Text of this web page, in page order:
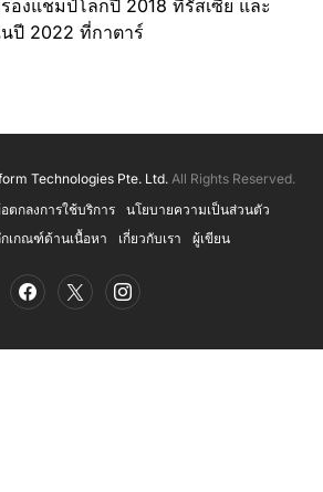
องแชมป์โลกปี 2018 ที่รัสเซีย และ
ปี 2022 ที่กาตาร์
Technologies Pte. Ltd.All Rights Reserved.
ตกลงการใช้บริการ
นโยบายความเป็นส่วนตัว
เกณฑ์ด้านเนื้อหา เกี่ยวกับเรา ผู้เขียน